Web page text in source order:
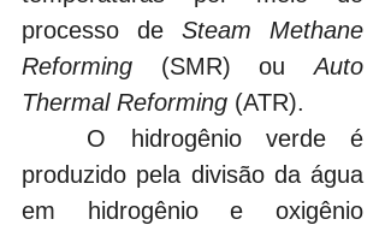
processo de Steam Methane
Reforming (SMR) ou Auto
Thermal Reforming (ATR).
produzido pela divisão da água
em hidrogênio e oxigênio